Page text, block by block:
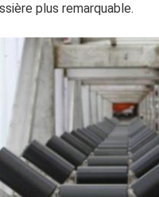
plus remarquable.